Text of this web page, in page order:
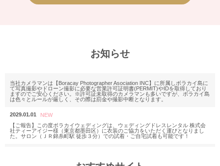
お知らせ
当社カメラマンは【Boracay Photographer Asociation INC】に所属しボラカイ島に
て写真撮影やドローン撮影に必要な営業許可証明書(PERMIT)やIDを取得しており
ますのでご安心ください。※許可証未取得のカメラマンも多いですが、ボラカイ島
は色々とルールが厳しく、その際は罰金や撮影中断となります。
2029.01.01
【ご報告】この度ボラカイウェディングは、ウェディングドレスレンタル 株式会
社ティーアイジー様（東京都墨田区）に衣装のご協力をいただく運びとなりまし
た。サロン（ＪＲ錦糸町駅 徒歩３分）での試着・ご自宅試着も可能です！
M様 2025年12月or2026年2月